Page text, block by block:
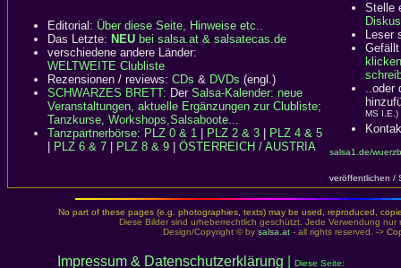
Editorial: Über diese Seite, Hinweise etc..
Das Letzte: NEU bei salsa.at & salsatecas.de
verschiedene andere Länder:
WELTWEITE Clubliste
Rezensionen / reviews: CDs & DVDs (engl.)
SCHWARZES BRETT: Der Salsa-Kalender: neue
Veranstaltungen, aktuelle Ergänzungen zur Clubliste;
Tanzkurse, Workshops,Salsaboote...
Tanzpartnerbörse: PLZ 0 & 1 PLZ 2 & 3
PLZ 4 & 5
PLZ 6 & 7 PLZ 8 & 9 ÖSTERREICH / AUSTRIA
Stelle
Leser
klicken
..oder
MS I.E.)
salsa1.de/
veröffentlichen /
No part of these pages (e.g. photographies, texts) may be used, reproduced,
Diese Bilder sind urheberrechtlich geschützt. Jede Verwendung
Design/Copyright © by salsa.at - all rights reserved. ->
Impressum & Datenschutzerklärung
Diese Seite: